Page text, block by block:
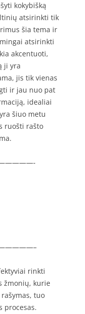
kokybišką
atsirinkti tik
šia tema ir
atsirinkti
akcentuoti,
ji yra
jis tik vienas
ir jau nuo pat
idealiai
šiuo metu
ruošti rašto
rinkti
žmonių, kurie
tuo
procesas.